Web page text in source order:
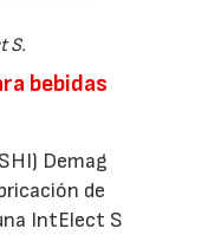
S.
bebidas
Demag
de
IntElect S